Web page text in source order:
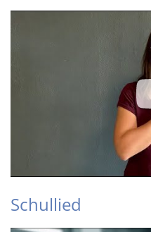
Schullied